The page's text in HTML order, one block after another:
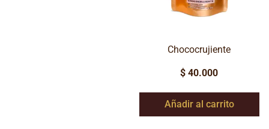
Chococrujiente
$ 40.000
Añadir al carrito